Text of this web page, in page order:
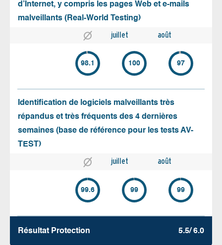
d’Internet, y compris les pages Web et e-mails
malveillants (Real-World Testing)
juillet août
98.1 100 97
Identification de logiciels malveillants très
répandus et très fréquents des 4 dernières
semaines (base de référence pour les tests AV-
TEST)
juillet août
99.6 99 99
Résultat Protection 5.5/ 6.0